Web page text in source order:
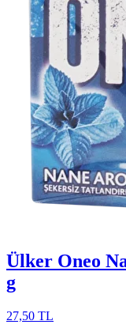
Ülker Oneo
g
27,50 TL